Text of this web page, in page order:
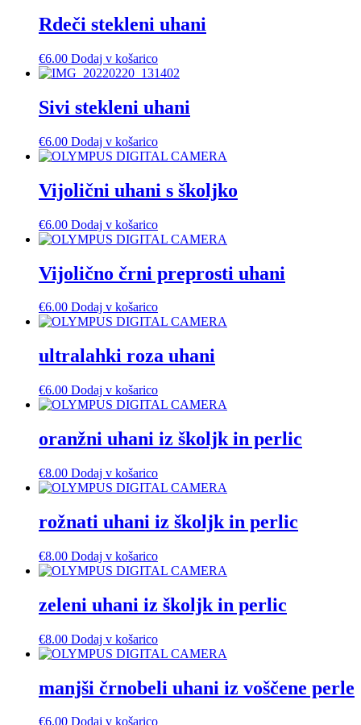
Rdeči stekleni uhani
€6.00 Dodaj v košarico
Sivi stekleni uhani
€6.00 Dodaj v košarico
Vijolični uhani s školjko
€6.00 Dodaj v košarico
Vijolično črni preprosti uhani
€6.00 Dodaj v košarico
ultralahki roza uhani
€6.00 Dodaj v košarico
oranžni uhani iz školjk in perlic
€8.00 Dodaj v košarico
rožnati uhani iz školjk in perlic
€8.00 Dodaj v košarico
zeleni uhani iz školjk in perlic
€8.00 Dodaj v košarico
manjši črnobeli uhani iz voščene perle
€6.00 Dodaj v košarico